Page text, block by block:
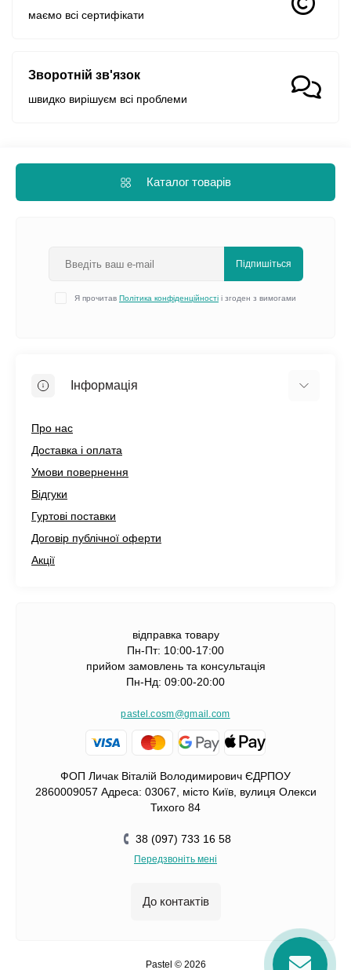
маємо всі сертифікати
Зворотній зв'язок
швидко вирішуєм всі проблеми
Каталог товарів
Підпишіться
Я прочитав Політика конфіденційності і згоден з вимогами
Інформація
Про нас
Доставка і оплата
Умови повернення
Відгуки
Гуртові поставки
Договір публічної оферти
Акції
відправка товару
Пн-Пт: 10:00-17:00
прийом замовлень та консультація
Пн-Нд: 09:00-20:00
pastel.cosm@gmail.com
ФОП Личак Віталій Володимирович ЄДРПОУ
2860009057 Адреса: 03067, місто Київ, вулиця Олекси
Тихого 84
38 (097) 733 16 58
Передзвоніть мені
До контактів
Pastel © 2026